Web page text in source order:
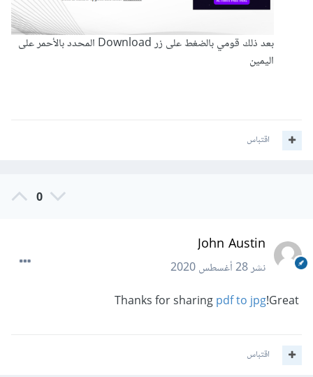
بعد ذلك قومي بالضغط على زر Download المحدد بالأحمر على
اليمين
اقتباس
0
John Austin
نشر28 أغسطس 2020
pdf to jpg!Great
اقتباس